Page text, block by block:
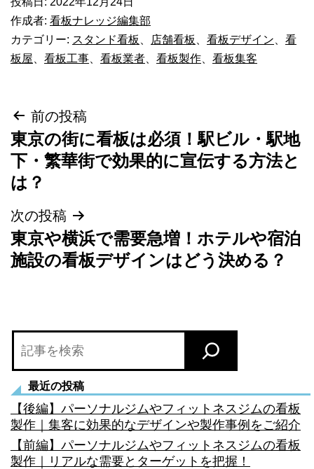
作成者: 看板ナレッジ編集部
カテゴリー: スタンド看板 店舗看板 看板デザイン
看
板屋
看板工事 看板業者 看板製作 看板集客
投
稿
ナ
ビ
ゲ
ー
ン
前の投稿
東京の街に看板は必須！駅ビル・駅地
下・繁華街で効果的に宣伝する方法と
は？
次の投稿
東京や横浜で需要急増！ホテルや宿泊
施設の看板デザインはどう決める？
索
最近の投稿
【後編】パーソナルジムやフィットネスジムの看板
製作｜集客に効果的なデザインや製作事例をご紹介
【前編】パーソナルジムやフィットネスジムの看板
製作｜リアルな需要とターゲットを把握！